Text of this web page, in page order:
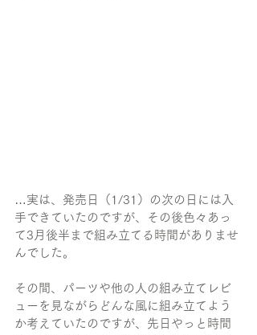
…実は、発売日（1/31）の次の日には入
手できていたのですが、その後色々あっ
て3月後半まで組み立てる時間がありませ
んでした。
その間、パーツや他の人の組み立てレビ
ューを見ながらどんな風に組み立てよう
か考えていたのですが、先日やっと時間